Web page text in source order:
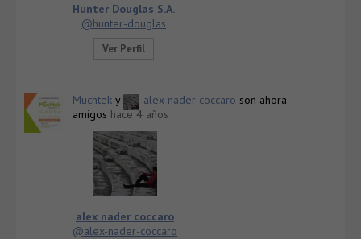
Hunter Douglas S.A.
@hunter-douglas
Ver Perfil
Muchtek y alex nader coccaro son ahora
amigos hace 4 años
alex nader coccaro
@alex-nader-coccaro